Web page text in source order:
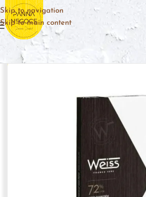
Skip to navigation
Skip to main content